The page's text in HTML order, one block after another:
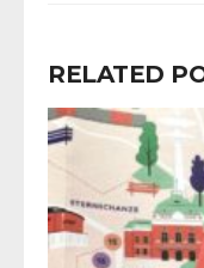
RELATED